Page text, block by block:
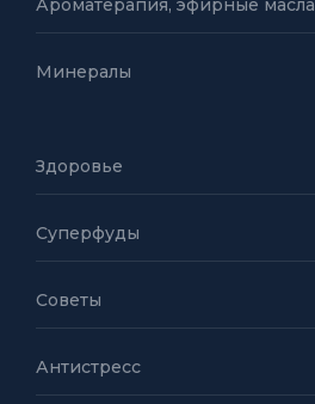
Ароматерапия, эфирные масла
Минералы
Здоровье
Суперфуды
Советы
Антистресс